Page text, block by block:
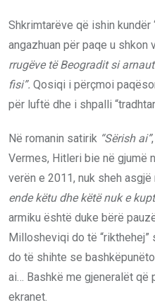
Shkrimtarëve që ishin kundër
angazhuan për paqe u shkon
rrugëve të Beogradit si
fisi”. Qosiqi i përçmoi
për luftë dhe i shpalli
Në romanin satirik “Sërish ai”
Vermes, Hitleri bie në gjumë
verën e 2011, nuk sheh asgjë
ende këtu dhe këtë nuk e
armiku është duke bërë
Millosheviqi do të
do të shihte se
ai… Bashkë me gjeneralët që
ekranet.